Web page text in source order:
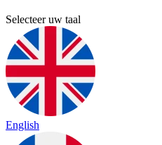
Selecteer uw taal
English